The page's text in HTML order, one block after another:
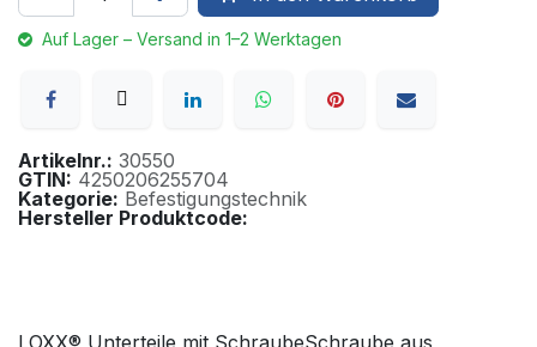
Auf Lager – Versand in 1–2 Werktagen
Artikelnr.: 30550
GTIN: 4250206255704
Kategorie: Befestigungstechnik
Hersteller Produktcode: